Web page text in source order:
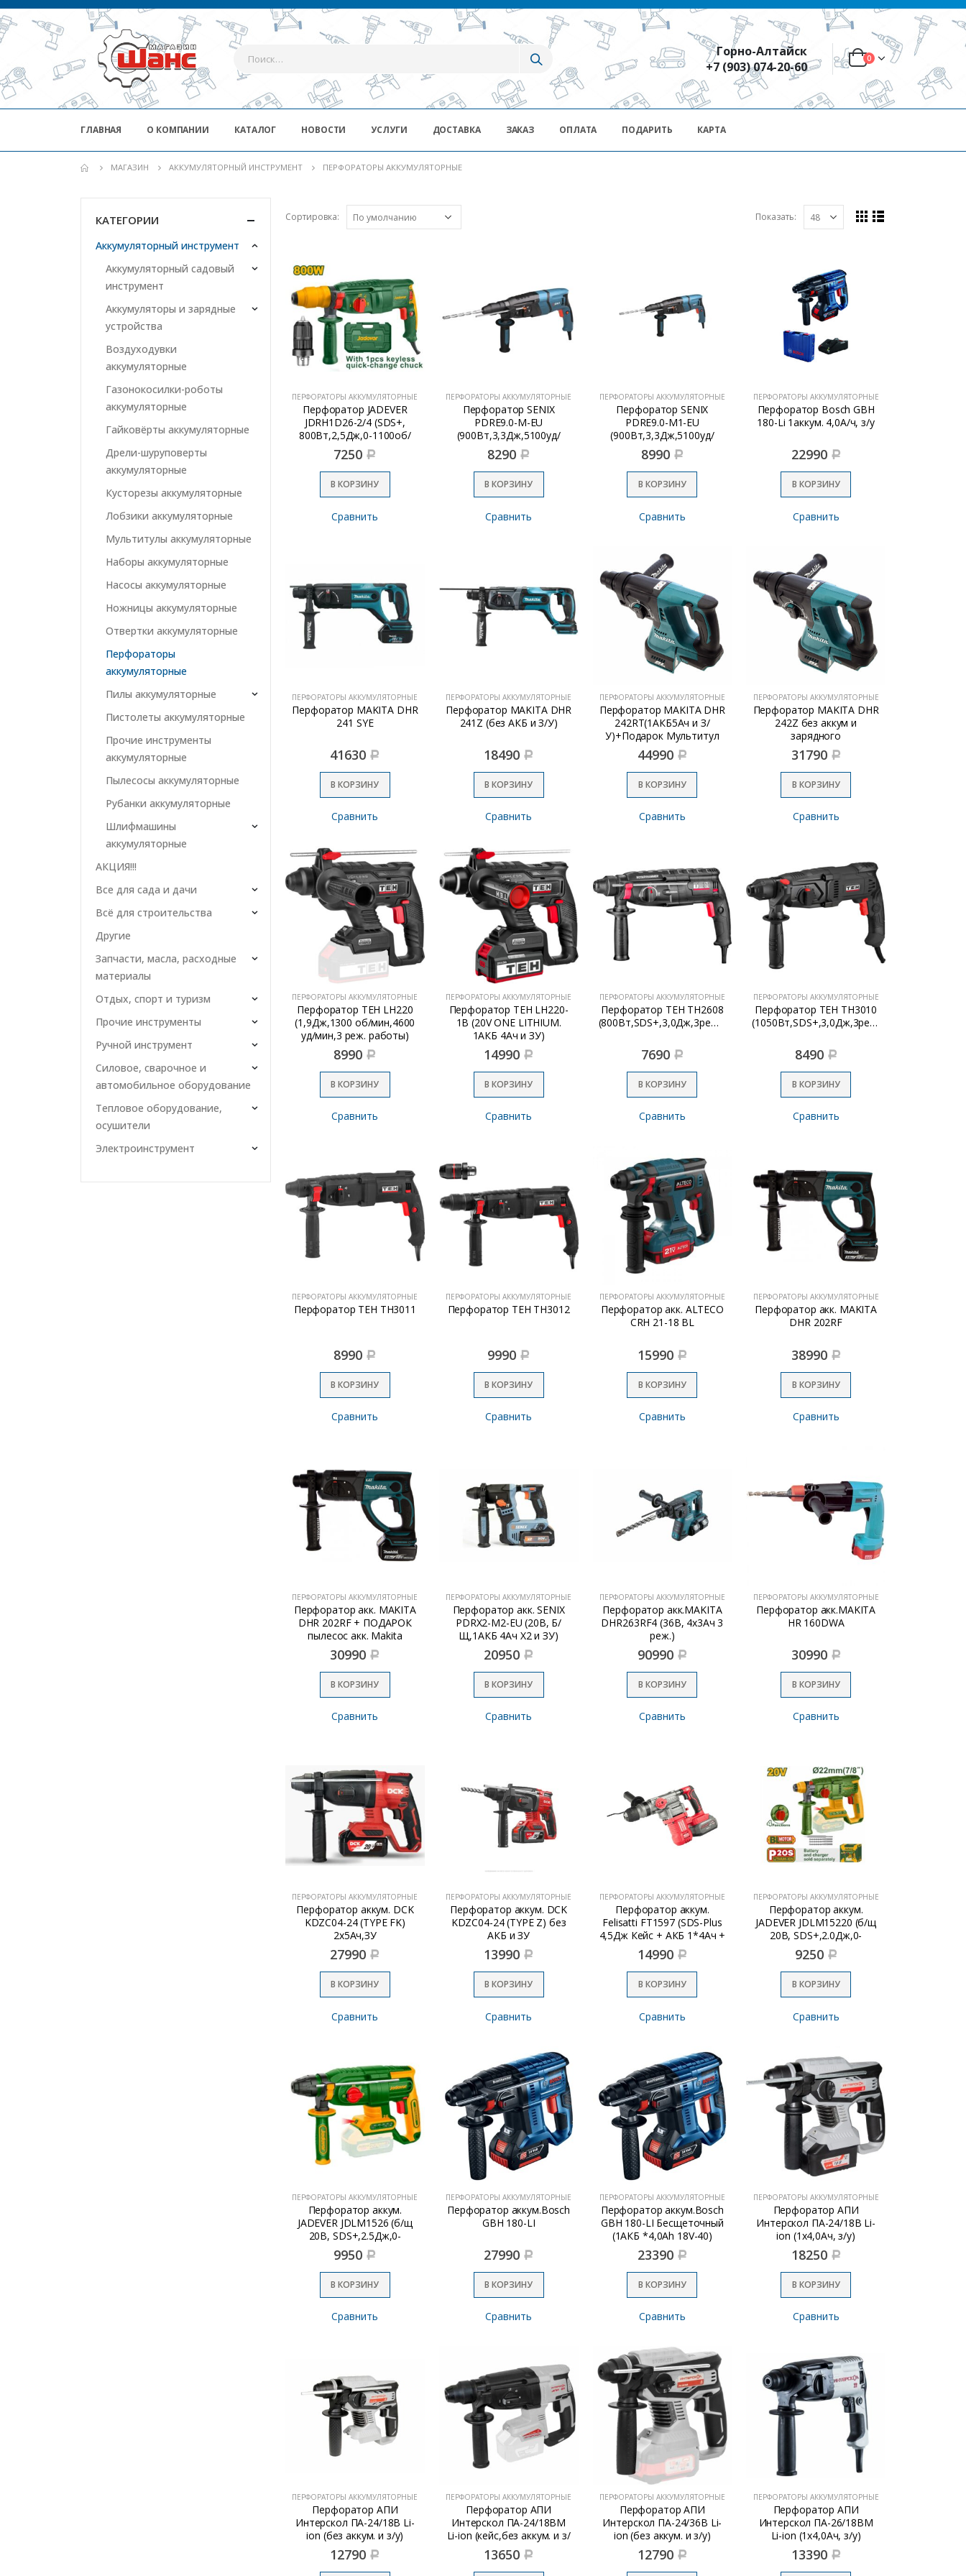
Горно-Алтайск
+7 (903) 074-20-60
0
ГЛАВНАЯ О КОМПАНИИ КАТАЛОГ НОВОСТИ УСЛУГИ ДОСТАВКА ЗАКАЗ ОПЛАТА ПОДАРИТЬ КАРТА
МАГАЗИН АККУМУЛЯТОРНЫЙ ИНСТРУМЕНТ ПЕРФОРАТОРЫ АККУМУЛЯТОРНЫЕ
Сортировка: Показать:
ПЕРФОРАТОРЫ АККУМУЛЯТОРНЫЕ
Перфоратор JADEVER
JDRH1D26-2/4 (SDS+,
800Вт,2,5Дж,0-1100об/
м,0-4000уд/м в
Кейсе+патрон)
7250 Р
В КОРЗИНУ
Сравнить
ПЕРФОРАТОРЫ АККУМУЛЯТОРНЫЕ
Перфоратор SENIX
PDRE9.0-M-EU
(900Вт,3,3Дж,5100уд/
мин,3реж.,)
8290 Р
В КОРЗИНУ
Сравнить
ПЕРФОРАТОРЫ АККУМУЛЯТОРНЫЕ
Перфоратор SENIX
PDRE9.0-M1-EU
(900Вт,3,3Дж,5100уд/
мин,3реж.,)
8990 Р
В КОРЗИНУ
Сравнить
ПЕРФОРАТОРЫ АККУМУЛЯТОРНЫЕ
Перфоратор Bosch GBH
180-Li 1аккум. 4,0А/ч, з/у
22990 Р
В КОРЗИНУ
Сравнить
ПЕРФОРАТОРЫ АККУМУЛЯТОРНЫЕ
Перфоратор MAKITA DHR
241 SYE
41630 Р
В КОРЗИНУ
Сравнить
ПЕРФОРАТОРЫ АККУМУЛЯТОРНЫЕ
Перфоратор MAKITA DHR
241Z (без АКБ и З/У)
18490 Р
В КОРЗИНУ
Сравнить
ПЕРФОРАТОРЫ АККУМУЛЯТОРНЫЕ
Перфоратор MAKITA DHR
242RT(1АКБ5Ач и З/
У)+Подарок Мультитул
DTM51
44990 Р
В КОРЗИНУ
Сравнить
ПЕРФОРАТОРЫ АККУМУЛЯТОРНЫЕ
Перфоратор MAKITA DHR
242Z без аккум и
зарядного
31790 Р
В КОРЗИНУ
Сравнить
ПЕРФОРАТОРЫ АККУМУЛЯТОРНЫЕ
Перфоратор TEH LH220
(1,9Дж,1300 об/мин,4600
уд/мин,3 реж. работы)
8990 Р
В КОРЗИНУ
Сравнить
ПЕРФОРАТОРЫ АККУМУЛЯТОРНЫЕ
Перфоратор TEH LH220-
1B (20V ONE LITHIUM.
1АКБ 4Ач и ЗУ)
14990 Р
В КОРЗИНУ
Сравнить
ПЕРФОРАТОРЫ АККУМУЛЯТОРНЫЕ
Перфоратор TEH TH2608
(800Вт,SDS+,3,0Дж,3реж,реверс)
7690 Р
В КОРЗИНУ
Сравнить
ПЕРФОРАТОРЫ АККУМУЛЯТОРНЫЕ
Перфоратор TEH TH3010
(1050Вт,SDS+,3,0Дж,3реж,реверс)
8490 Р
В КОРЗИНУ
Сравнить
ПЕРФОРАТОРЫ АККУМУЛЯТОРНЫЕ
Перфоратор TEH TH3011
8990 Р
В КОРЗИНУ
Сравнить
ПЕРФОРАТОРЫ АККУМУЛЯТОРНЫЕ
Перфоратор TEH TH3012
9990 Р
В КОРЗИНУ
Сравнить
ПЕРФОРАТОРЫ АККУМУЛЯТОРНЫЕ
Перфоратор акк. ALTECO
CRH 21-18 BL
15990 Р
В КОРЗИНУ
Сравнить
ПЕРФОРАТОРЫ АККУМУЛЯТОРНЫЕ
Перфоратор акк. MAKITA
DHR 202RF
38990 Р
В КОРЗИНУ
Сравнить
ПЕРФОРАТОРЫ АККУМУЛЯТОРНЫЕ
Перфоратор акк. MAKITA
DHR 202RF + ПОДАРОК
пылесос акк. Makita
DCL180Z
30990 Р
В КОРЗИНУ
Сравнить
ПЕРФОРАТОРЫ АККУМУЛЯТОРНЫЕ
Перфоратор акк. SENIX
PDRX2-M2-EU (20В, Б/
Щ,1АКБ 4Ач Х2 и ЗУ)
20950 Р
В КОРЗИНУ
Сравнить
ПЕРФОРАТОРЫ АККУМУЛЯТОРНЫЕ
Перфоратор акк.MAKITA
DHR263RF4 (36В, 4х3Ач 3
реж.)
90990 Р
В КОРЗИНУ
Сравнить
ПЕРФОРАТОРЫ АККУМУЛЯТОРНЫЕ
Перфоратор акк.MAKITA
HR 160DWA
30990 Р
В КОРЗИНУ
Сравнить
ПЕРФОРАТОРЫ АККУМУЛЯТОРНЫЕ
Перфоратор аккум. DCK
KDZC04-24 (TYPE FK)
2х5Ач,ЗУ
27990 Р
В КОРЗИНУ
Сравнить
ПЕРФОРАТОРЫ АККУМУЛЯТОРНЫЕ
Перфоратор аккум. DCK
KDZC04-24 (TYPE Z) без
АКБ и ЗУ
13990 Р
В КОРЗИНУ
Сравнить
ПЕРФОРАТОРЫ АККУМУЛЯТОРНЫЕ
Перфоратор аккум.
Felisatti FT1597 (SDS-Plus
4,5Дж Кейс + АКБ 1*4Ач +
ЗУ)
14990 Р
В КОРЗИНУ
Сравнить
ПЕРФОРАТОРЫ АККУМУЛЯТОРНЫЕ
Перфоратор аккум.
JADEVER JDLM15220 (б/щ
20В, SDS+,2.0Дж,0-
1100об/мин,5400Уд/м, без
АКБ и ЗУ)
9250 Р
В КОРЗИНУ
Сравнить
ПЕРФОРАТОРЫ АККУМУЛЯТОРНЫЕ
Перфоратор аккум.
JADEVER JDLM1526 (б/щ
20В, SDS+,2.5Дж,0-
1100об/мин,5000Уд/м, без
АКБ и ЗУ)
9950 Р
В КОРЗИНУ
Сравнить
ПЕРФОРАТОРЫ АККУМУЛЯТОРНЫЕ
Перфоратор аккум.Bosch
GBH 180-LI
27990 Р
В КОРЗИНУ
Сравнить
ПЕРФОРАТОРЫ АККУМУЛЯТОРНЫЕ
Перфоратор аккум.Bosch
GBH 180-LI Бесщеточный
(1АКБ *4,0Аh 18V-40)
23390 Р
В КОРЗИНУ
Сравнить
ПЕРФОРАТОРЫ АККУМУЛЯТОРНЫЕ
Перфоратор АПИ
Интерскол ПА-24/18В Li-
ion (1х4,0Ач, з/у)
18250 Р
В КОРЗИНУ
Сравнить
ПЕРФОРАТОРЫ АККУМУЛЯТОРНЫЕ
Перфоратор АПИ
Интерскол ПА-24/18В Li-
ion (без аккум. и з/у)
12790 Р
ПЕРФОРАТОРЫ АККУМУЛЯТОРНЫЕ
Перфоратор АПИ
Интерскол ПА-24/18ВМ
Li-ion (кейс,без аккум. и з/
у)
13650 Р
ПЕРФОРАТОРЫ АККУМУЛЯТОРНЫЕ
Перфоратор АПИ
Интерскол ПА-24/36В Li-
ion (без аккум. и з/у)
12790 Р
ПЕРФОРАТОРЫ АККУМУЛЯТОРНЫЕ
Перфоратор АПИ
Интерскол ПА-26/18ВМ
Li-ion (1х4,0Ач, з/у)
13390 Р
КАТЕГОРИИ
Аккумуляторный инструмент
Аккумуляторный садовый
инструмент
Аккумуляторы и зарядные
устройства
Воздуходувки
аккумуляторные
Газонокосилки-роботы
аккумуляторные
Гайковёрты аккумуляторные
Дрели-шуруповерты
аккумуляторные
Кусторезы аккумуляторные
Лобзики аккумуляторные
Мультитулы аккумуляторные
Наборы аккумуляторные
Насосы аккумуляторные
Ножницы аккумуляторные
Отвертки аккумуляторные
Перфораторы
аккумуляторные
Пилы аккумуляторные
Пистолеты аккумуляторные
Прочие инструменты
аккумуляторные
Пылесосы аккумуляторные
Рубанки аккумуляторные
Шлифмашины
аккумуляторные
АКЦИЯ!!!
Все для сада и дачи
Всё для строительства
Другие
Запчасти, масла, расходные
материалы
Отдых, спорт и туризм
Прочие инструменты
Ручной инструмент
Силовое, сварочное и
автомобильное оборудование
Тепловое оборудование,
осушители
Электроинструмент